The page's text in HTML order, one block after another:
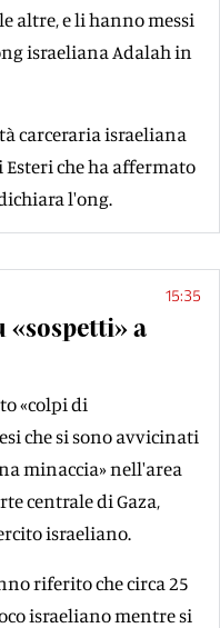
altre, e li hanno messi
israeliana Adalah in
carceraria israeliana
che ha affermato
l'ong.
15:35
«sospetti» a
«colpi di
che si sono avvicinati
minaccia» nell'area
centrale di Gaza,
israeliano.
riferito che circa 25
israeliano mentre si